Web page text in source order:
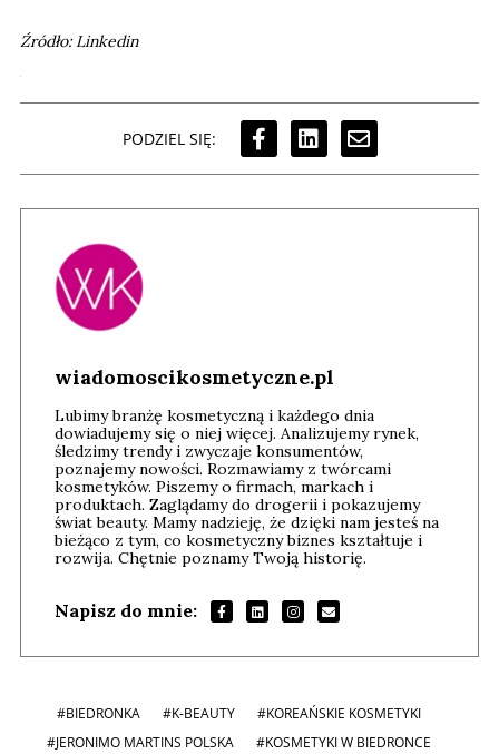
Źródło: Linkedin
PODZIEL SIĘ:
wiadomoscikosmetyczne.pl
Lubimy branżę kosmetyczną i każdego dnia
dowiadujemy się o niej więcej. Analizujemy rynek,
śledzimy trendy i zwyczaje konsumentów,
poznajemy nowości. Rozmawiamy z twórcami
kosmetyków. Piszemy o firmach, markach i
produktach. Zaglądamy do drogerii i pokazujemy
świat beauty. Mamy nadzieję, że dzięki nam jesteś na
bieżąco z tym, co kosmetyczny biznes kształtuje i
rozwija. Chętnie poznamy Twoją historię.
Napisz do mnie:
#BIEDRONKA #K-BEAUTY
#KOREAŃSKIE KOSMETYKI
#JERONIMO MARTINS POLSKA
#KOSMETYKI W BIEDRONCE